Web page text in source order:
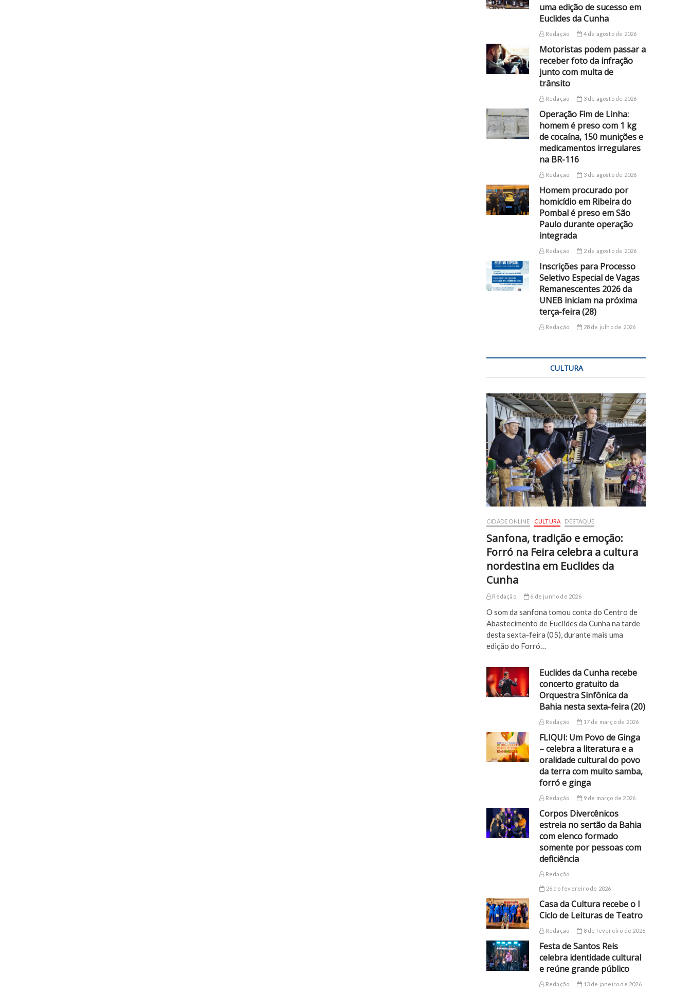
uma edição de sucesso em
Euclides da Cunha
Redação 4 de agosto de 2026
Motoristas podem passar a
receber foto da infração
junto com multa de
trânsito
Redação 3 de agosto de 2026
Operação Fim de Linha:
homem é preso com 1 kg
de cocaína, 150 munições e
medicamentos irregulares
na BR-116
Redação 3 de agosto de 2026
Homem procurado por
homicídio em Ribeira do
Pombal é preso em São
Paulo durante operação
integrada
Redação 2 de agosto de 2026
Inscrições para Processo
Seletivo Especial de Vagas
Remanescentes 2026 da
UNEB iniciam na próxima
terça-feira (28)
Redação 28 de julho de 2026
CULTURA
CIDADE ONLINE CULTURA DESTAQUE
Sanfona, tradição e emoção:
Forró na Feira celebra a cultura
nordestina em Euclides da
Cunha
Redação 6 de junho de 2026
O som da sanfona tomou conta do Centro de
Abastecimento de Euclides da Cunha na tarde
desta sexta-feira (05), durante mais uma
edição do Forró…
Euclides da Cunha recebe
concerto gratuito da
Orquestra Sinfônica da
Bahia nesta sexta-feira (20)
Redação 17 de março de 2026
FLIQUI: Um Povo de Ginga
– celebra a literatura e a
oralidade cultural do povo
da terra com muito samba,
forró e ginga
Redação 9 de março de 2026
Corpos Divercênicos
estreia no sertão da Bahia
com elenco formado
somente por pessoas com
deficiência
Redação
26 de fevereiro de 2026
Casa da Cultura recebe o I
Ciclo de Leituras de Teatro
Redação 8 de fevereiro de 2026
Festa de Santos Reis
celebra identidade cultural
e reúne grande público
Redação 13 de janeiro de 2026